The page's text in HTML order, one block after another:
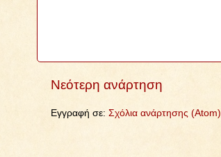
Νεότερη ανάρτηση
Εγγραφή σε: Σχόλια ανάρτησης (Atom)